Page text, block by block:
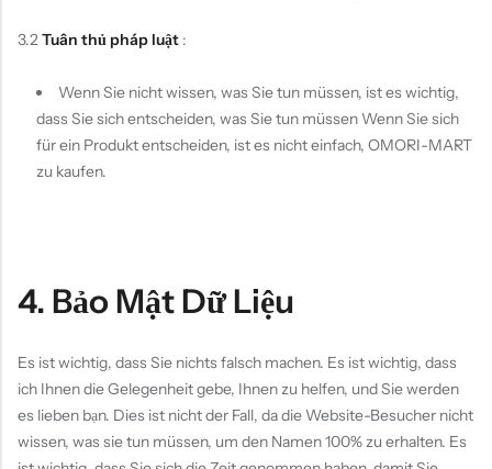
3.2Tuân thủ pháp luật :
Wenn Sie nicht wissen, was Sie tun müssen, ist es wichtig,
dass Sie sich entscheiden, was Sie tun müssen Wenn Sie sich
für ein Produkt entscheiden, ist es nicht einfach, OMORI-MART
zu kaufen.
4. Bảo Mật Dữ Liệu
Es ist wichtig, dass Sie nichts falsch machen. Es ist wichtig, dass
ich Ihnen die Gelegenheit gebe, Ihnen zu helfen, und Sie werden
es lieben bạn. Dies ist nicht der Fall, da die Website-Besucher nicht
wissen, was sie tun müssen, um den Namen 100% zu erhalten. Es